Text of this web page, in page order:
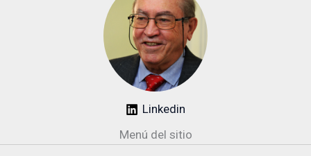
Linkedin
Menú del sitio